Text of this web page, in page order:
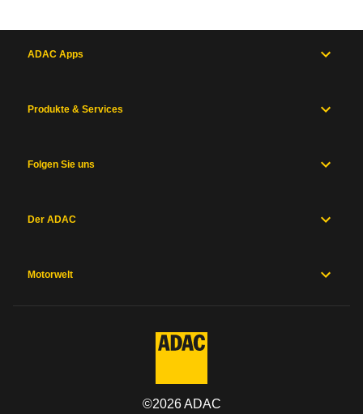
ADAC Apps
Produkte & Services
Folgen Sie uns
Der ADAC
Motorwelt
©2026ADAC